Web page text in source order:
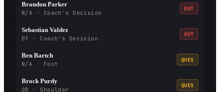
Brandon Parker
N/A · Coach's Decision
OUT
Sebastian Valdez
DT · Coach's Decision
OUT
Ben Bartch
N/A · Foot
QUES
Brock Purdy
QB · Shoulder
QUES